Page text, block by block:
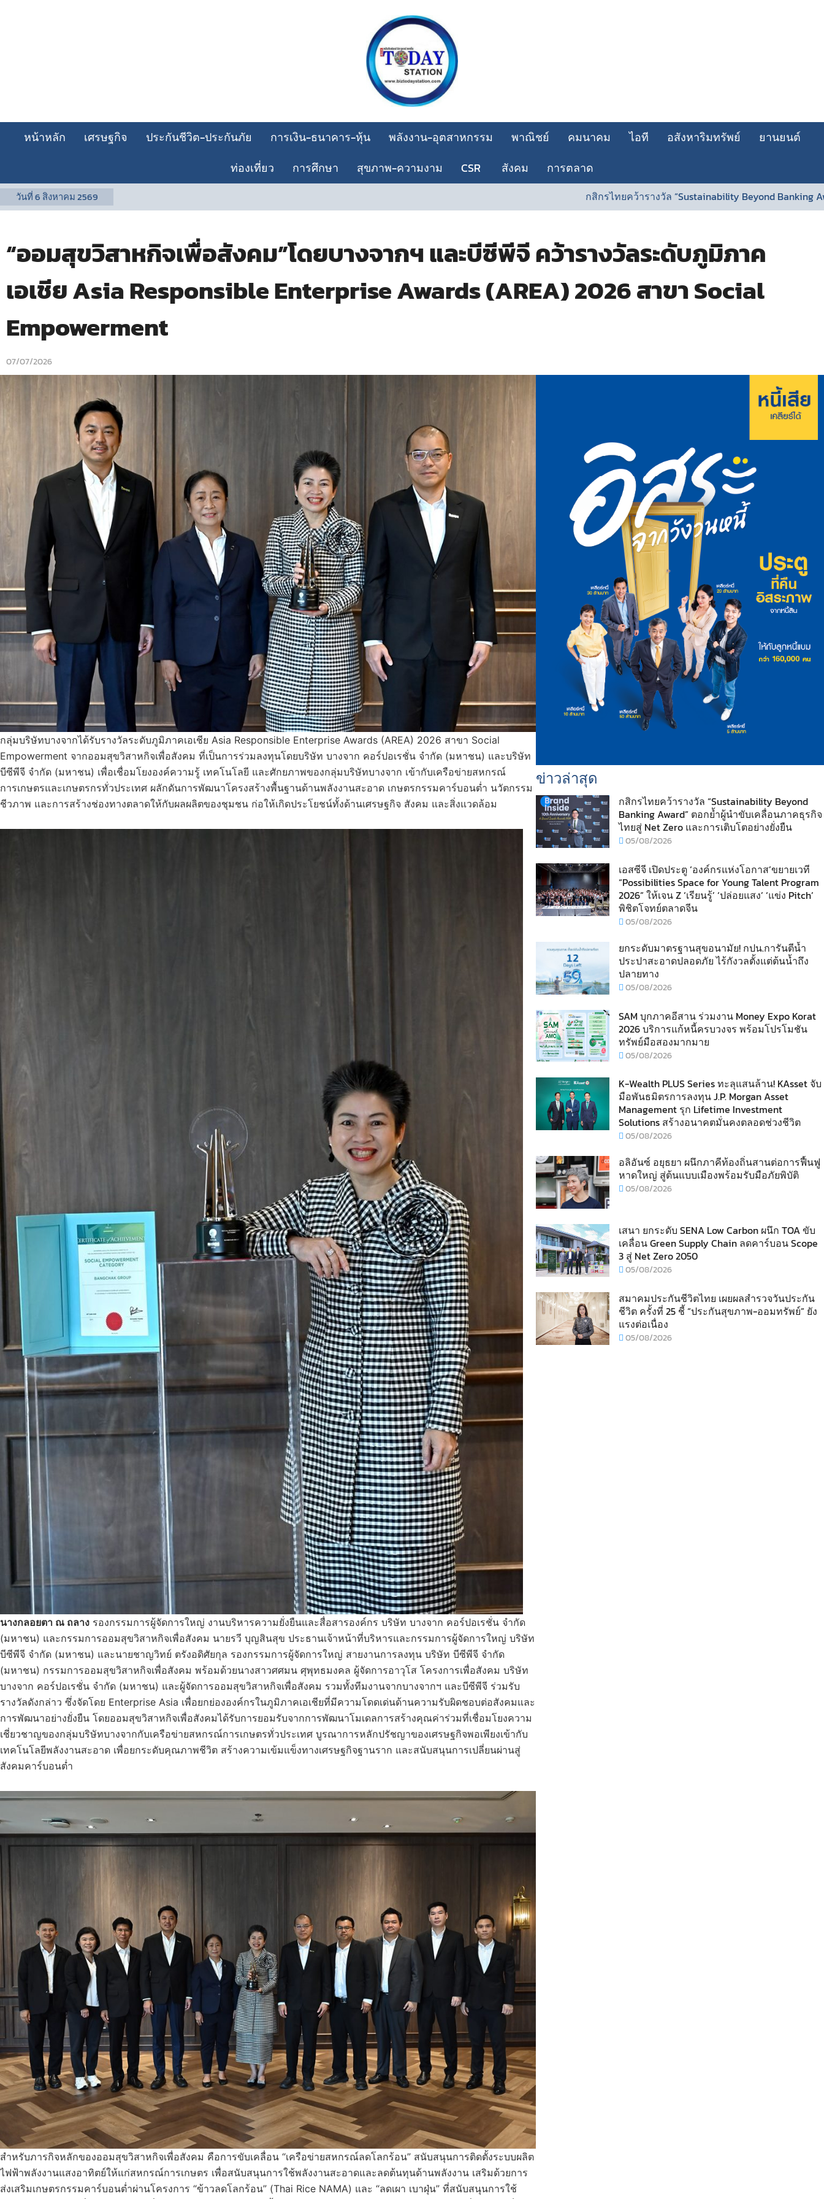
หน้าหลัก เศรษฐกิจ ประกันชีวิต-ประกันภัย การเงิน-ธนาคาร-หุ้น พลังงาน-อุตสาหกรรม พาณิชย์ คมนาคม ไอที อสังหาริมทรัพย์
ยานยนต์
ท่องเที่ยว
การศึกษา สุขภาพ-ความงาม CSR สังคม การตลาด
วันที่6 สิงหาคม 2569 กสิกรไทยคว้ารางวัล “Sustainability Beyond Banking Award” ตอกย้
“ออมสุขวิสาหกิจเพื่อสังคม”โดยบางจากฯ และบีซีพีจี คว้ารางวัลระดับภูมิภาค
เอเชีย Asia Responsible Enterprise Awards (AREA) 2026 สาขา Social
Empowerment
07/07/2026
กลุ่มบริษัทบางจากได้รับรางวัลระดับภูมิภาคเอเชีย Asia Responsible Enterprise Awards (AREA) 2026 สาขา Social
Empowerment จากออมสุขวิสาหกิจเพื่อสังคม ที่เป็นการร่วมลงทุนโดยบริษัท บางจาก คอร์ปอเรชั่น จำกัด (มหาชน) และบริษัท
บีซีพีจี จำกัด (มหาชน) เพื่อเชื่อมโยงองค์ความรู้ เทคโนโลยี และศักยภาพของกลุ่มบริษัทบางจาก เข้ากับเครือข่ายสหกรณ์
การเกษตรและเกษตรกรทั่วประเทศ ผลักดันการพัฒนาโครงสร้างพื้นฐานด้านพลังงานสะอาด เกษตรกรรมคาร์บอนต่ำ นวัตกรรม
ชีวภาพ และการสร้างช่องทางตลาดให้กับผลผลิตของชุมชน ก่อให้เกิดประโยชน์ทั้งด้านเศรษฐกิจ สังคม และสิ่งแวดล้อม
นางกลอยตา ณ ถลาง รองกรรมการผู้จัดการใหญ่ งานบริหารความยั่งยืนและสื่อสารองค์กร บริษัท บางจาก คอร์ปอเรชั่น จำกัด
(มหาชน) และกรรมการออมสุขวิสาหกิจเพื่อสังคม นายรวี บุญสินสุข ประธานเจ้าหน้าที่บริหารและกรรมการผู้จัดการใหญ่ บริษัท
บีซีพีจี จำกัด (มหาชน) และนายชาญวิทย์ ตรังอดิศัยกุล รองกรรมการผู้จัดการใหญ่ สายงานการลงทุน บริษัท บีซีพีจี จำกัด
(มหาชน) กรรมการออมสุขวิสาหกิจเพื่อสังคม พร้อมด้วยนางสาวศศมน ศุพุทธมงคล ผู้จัดการอาวุโส โครงการเพื่อสังคม บริษัท
บางจาก คอร์ปอเรชั่น จำกัด (มหาชน) และผู้จัดการออมสุขวิสาหกิจเพื่อสังคม รวมทั้งทีมงานจากบางจากฯ และบีซีพีจี ร่วมรับ
รางวัลดังกล่าว ซึ่งจัดโดย Enterprise Asia เพื่อยกย่ององค์กรในภูมิภาคเอเชียที่มีความโดดเด่นด้านความรับผิดชอบต่อสังคมและ
การพัฒนาอย่างยั่งยืน โดยออมสุขวิสาหกิจเพื่อสังคมได้รับการยอมรับจากการพัฒนาโมเดลการสร้างคุณค่าร่วมที่เชื่อมโยงความ
เชี่ยวชาญของกลุ่มบริษัทบางจากกับเครือข่ายสหกรณ์การเกษตรทั่วประเทศ บูรณาการหลักปรัชญาของเศรษฐกิจพอเพียงเข้ากับ
เทคโนโลยีพลังงานสะอาด เพื่อยกระดับคุณภาพชีวิต สร้างความเข้มแข็งทางเศรษฐกิจฐานราก และสนับสนุนการเปลี่ยนผ่านสู่
สังคมคาร์บอนต่ำ
สำหรับภารกิจหลักของออมสุขวิสาหกิจเพื่อสังคม คือการขับเคลื่อน “เครือข่ายสหกรณ์ลดโลกร้อน” สนับสนุนการติดตั้งระบบผลิต
ไฟฟ้าพลังงานแสงอาทิตย์ให้แก่สหกรณ์การเกษตร เพื่อสนับสนุนการใช้พลังงานสะอาดและลดต้นทุนด้านพลังงาน เสริมด้วยการ
ส่งเสริมเกษตรกรรมคาร์บอนต่ำผ่านโครงการ “ข้าวลดโลกร้อน” (Thai Rice NAMA) และ “ลดเผา เบาฝุ่น” ที่สนับสนุนการใช้
ข่าวล่าสุด
กสิกรไทยคว้ารางวัล “Sustainability Beyond
Banking Award” ตอกย้ำผู้นำขับเคลื่อนภาคธุรกิจ
ไทยสู่ Net Zero และการเติบโตอย่างยั่งยืน
05/08/2026
เอสซีจี เปิดประตู ‘องค์กรแห่งโอกาส’ขยายเวที
“Possibilities Space for Young Talent Program
2026” ให้เจน Z ‘เรียนรู้’ ‘ปล่อยแสง’ ‘แข่ง Pitch’
พิชิตโจทย์ตลาดจีน
05/08/2026
ยกระดับมาตรฐานสุขอนามัย! กปน.การันตีน้ำ
ประปาสะอาดปลอดภัย ไร้กังวลตั้งแต่ต้นน้ำถึง
ปลายทาง
05/08/2026
SAM บุกภาคอีสาน ร่วมงาน Money Expo Korat
2026 บริการแก้หนี้ครบวงจร พร้อมโปรโมชัน
ทรัพย์มือสองมากมาย
05/08/2026
K-Wealth PLUS Series ทะลุแสนล้าน! KAsset จับ
มือพันธมิตรการลงทุน J.P. Morgan Asset
Management รุก Lifetime Investment
Solutions สร้างอนาคตมั่นคงตลอดช่วงชีวิต
05/08/2026
อลิอันซ์ อยุธยา ผนึกภาคีท้องถิ่นสานต่อการฟื้นฟู
หาดใหญ่ สู่ต้นแบบเมืองพร้อมรับมือภัยพิบัติ
05/08/2026
เสนา ยกระดับ SENA Low Carbon ผนึก TOA ขับ
เคลื่อน Green Supply Chain ลดคาร์บอน Scope
3 สู่ Net Zero 2050
05/08/2026
สมาคมประกันชีวิตไทย เผยผลสำรวจวันประกัน
ชีวิต ครั้งที่ 25 ชี้ “ประกันสุขภาพ-ออมทรัพย์” ยัง
แรงต่อเนื่อง
05/08/2026